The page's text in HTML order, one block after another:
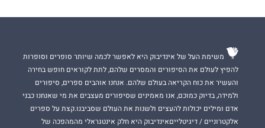
משימת העל של אינדיבוק היא לאפשר לכמה שיותר סופרים וסופרות
להפיץ לעולם את הסיפורים והמסרים שלהם, לתת לקוראים חופש בחירה
והעשיר את כוח הקריאה בעולם שלהם. אנחנו אוהבים ספרים, סיפורים
ולמידה, בדיוק כמוכם, אנו מאמינים שסיפורים מעצבים את מי שאנחנו כבני
אדם ומילים יכולות להעצים ולשנות את העולם שסביבנו.קצת על ספרים
אלקטרוניים / דיגיטלייםאינדיבוק היא חלק אינטגראלי מהמהפכה של